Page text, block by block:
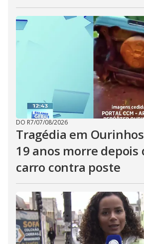
DO R7/07/08/2026
Tragédia em
19 anos morre depois
carro contra poste